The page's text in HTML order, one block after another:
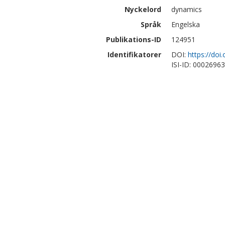
Nyckelord
dynamics
Språk
Engelska
Publikations-ID
124951
Identifikatorer
DOI: https://
ISI-ID: